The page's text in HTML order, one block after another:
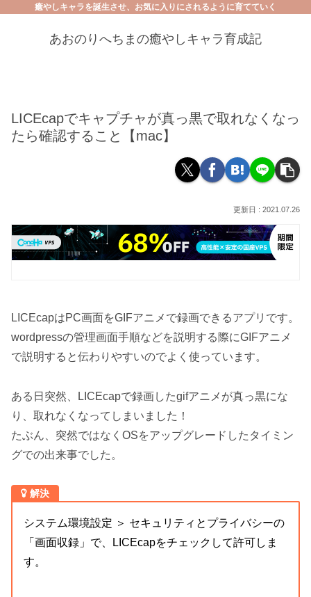
癒やしキャラを誕生させ、お気に入りにされるように育てていく
あおのりへちまの癒やしキャラ育成記
LICEcapでキャプチャが真っ黒で取れなくなっ
たら確認すること【mac】
2021.07.26
LICEcapはPC画面をGIFアニメで録画できるアプリです。
wordpressの管理画面手順などを説明する際にGIFアニメ
で説明すると伝わりやすいのでよく使っています。
ある日突然、LICEcapで録画したgifアニメが真っ黒にな
り、取れなくなってしまいました！
たぶん、突然ではなくOSをアップグレードしたタイミン
グでの出来事でした。
解決
システム環境設定 ＞ セキュリティとプライバシーの
「画面収録」で、LICEcapをチェックして許可しま
す。